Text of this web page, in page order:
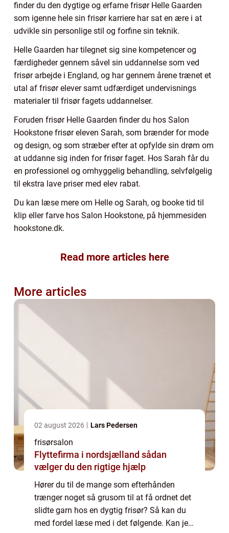
finder du den dygtige og erfarne frisør Helle Gaarden
som igenne hele sin frisør karriere har sat en ære i at
udvikle sin personlige stil og forfine sin teknik.
Helle Gaarden har tilegnet sig sine kompetencer og
færdigheder gennem såvel sin uddannelse som ved
frisør arbejde i England, og har gennem årene trænet et
utal af frisør elever samt udfærdiget undervisnings
materialer til frisør fagets uddannelser.
Foruden frisør Helle Gaarden finder du hos Salon
Hookstone frisør eleven Sarah, som brænder for mode
og design, og som stræber efter at opfylde sin drøm om
at uddanne sig inden for frisør faget. Hos Sarah får du
en professionel og omhyggelig behandling, selvfølgelig
til ekstra lave priser med elev rabat.
Du kan læse mere om Helle og Sarah, og booke tid til
klip eller farve hos Salon Hookstone, på hjemmesiden
hookstone.dk.
Read more articles here
More articles
02 august 2026 Lars Pedersen
frisørsalon
Flyttefirma i nordsjælland sådan
vælger du den rigtige hjælp
Hører du til de mange som efterhånden
trænger noget så grusom til at få ordnet det
slidte garn hos en dygtig frisør? Så kan du
med fordel læse med i det følgende. Kan jeg